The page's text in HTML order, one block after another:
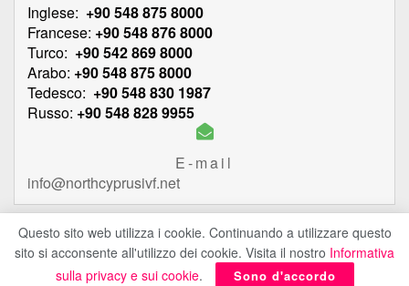
Inglese: +90 548 875 8000
Francese: +90 548 876 8000
Turco: +90 542 869 8000
Arabo: +90 548 875 8000
Tedesco: +90 548 830 1987
Russo: +90 548 828 9955
E-mail
info@northcyprusivf.net
© 2020 LowCostIVF - Tutti i diritti riservati.politica sulla riservatezza
Questo sito web utilizza i cookie. Continuando a utilizzare questo
sito si acconsente all'utilizzo dei cookie. Visita il nostro Informativa
sulla privacy e sui cookie. Sono d'accordo